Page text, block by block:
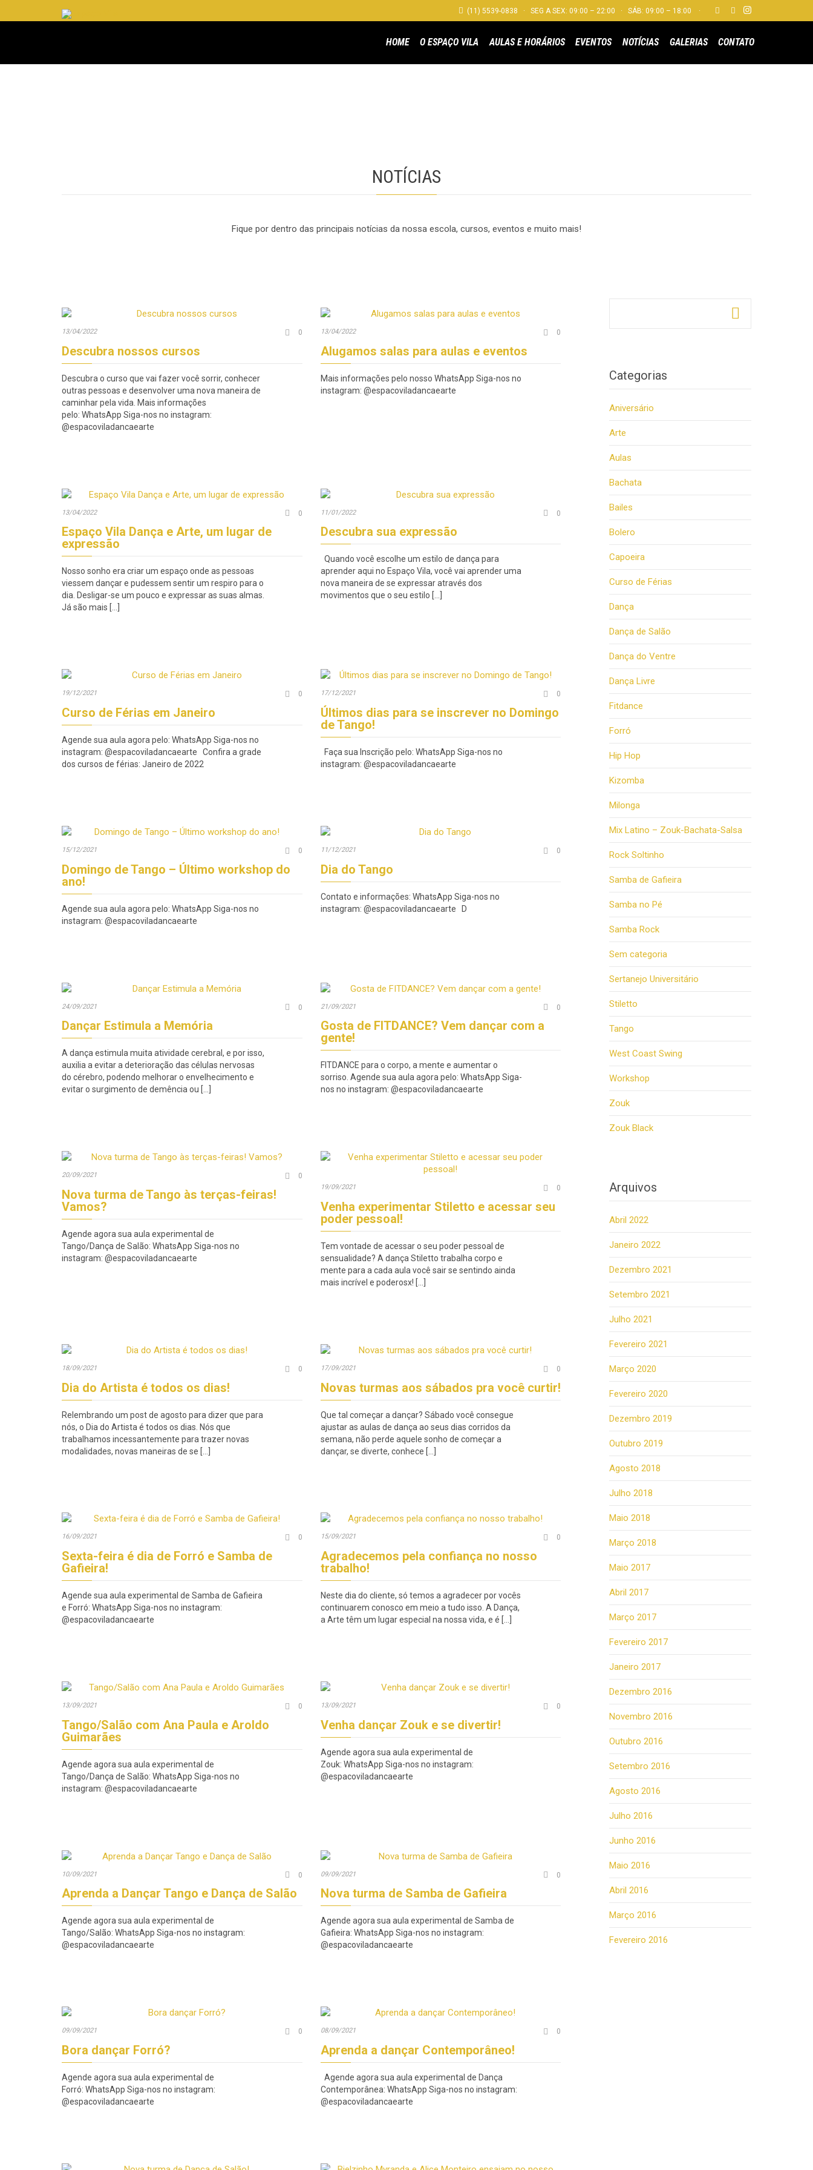
 (11) 5539-0838 · SEG A SEX: 09:00 – 22:00 · SÁB: 09:00 – 18:00 ·  
HOME O ESPAÇO VILA AULAS E HORÁRIOS EVENTOS NOTÍCIAS GALERIAS CONTATO
NOTÍCIAS
Fique por dentro das principais notícias da nossa escola, cursos, eventos e muito mais!
13/04/2022  0Comments
Descubra nossos cursos
Descubra o curso que vai fazer você sorrir, conhecer
outras pessoas e desenvolver uma nova maneira de
caminhar pela vida. Mais informações
pelo: WhatsApp Siga-nos no instagram:
@espacoviladancaearte
13/04/2022  0
Alugamos salas para aulas e eventos
Mais informações pelo nosso WhatsApp Siga-nos no
instagram: @espacoviladancaearte
13/04/2022  0Comments
Espaço Vila Dança e Arte, um lugar de
expressão
Nosso sonho era criar um espaço onde as pessoas
viessem dançar e pudessem sentir um respiro para o
dia. Desligar-se um pouco e expressar as suas almas.
Já são mais […]
11/01/2022  0
Descubra sua expressão
Quando você escolhe um estilo de dança para
aprender aqui no Espaço Vila, você vai aprender uma
nova maneira de se expressar através dos
movimentos que o seu estilo […]
19/12/2021  0Comments
Curso de Férias em Janeiro
Agende sua aula agora pelo: WhatsApp Siga-nos no
instagram: @espacoviladancaearte Confira a grade
dos cursos de férias: Janeiro de 2022
17/12/2021  0
Últimos dias para se inscrever no Domingo
de Tango!
Faça sua Inscrição pelo: WhatsApp Siga-nos no
instagram: @espacoviladancaearte
15/12/2021  0Comments
Domingo de Tango – Último workshop do
ano!
Agende sua aula agora pelo: WhatsApp Siga-nos no
instagram: @espacoviladancaearte
11/12/2021  0
Dia do Tango
Contato e informações: WhatsApp Siga-nos no
instagram: @espacoviladancaearte D
24/09/2021  0Comments
Dançar Estimula a Memória
A dança estimula muita atividade cerebral, e por isso,
auxilia a evitar a deterioração das células nervosas
do cérebro, podendo melhorar o envelhecimento e
evitar o surgimento de demência ou […]
21/09/2021  0
Gosta de FITDANCE? Vem dançar com a
gente!
FITDANCE para o corpo, a mente e aumentar o
sorriso. Agende sua aula agora pelo: WhatsApp Siga-
nos no instagram: @espacoviladancaearte
20/09/2021  0Comments
Nova turma de Tango às terças-feiras!
Vamos?
Agende agora sua aula experimental de
Tango/Dança de Salão: WhatsApp Siga-nos no
instagram: @espacoviladancaearte
19/09/2021  0
Venha experimentar Stiletto e acessar seu
poder pessoal!
Tem vontade de acessar o seu poder pessoal de
sensualidade? A dança Stiletto trabalha corpo e
mente para a cada aula você sair se sentindo ainda
mais incrível e poderosx! […]
18/09/2021  0Comments
Dia do Artista é todos os dias!
Relembrando um post de agosto para dizer que para
nós, o Dia do Artista é todos os dias. Nós que
trabalhamos incessantemente para trazer novas
modalidades, novas maneiras de se […]
17/09/2021  0
Novas turmas aos sábados pra você curtir!
Que tal começar a dançar? Sábado você consegue
ajustar as aulas de dança ao seus dias corridos da
semana, não perde aquele sonho de começar a
dançar, se diverte, conhece […]
16/09/2021  0Comments
Sexta-feira é dia de Forró e Samba de
Gafieira!
Agende sua aula experimental de Samba de Gafieira
e Forró: WhatsApp Siga-nos no instagram:
@espacoviladancaearte
15/09/2021  0
Agradecemos pela confiança no nosso
trabalho!
Neste dia do cliente, só temos a agradecer por vocês
continuarem conosco em meio a tudo isso. A Dança,
a Arte têm um lugar especial na nossa vida, e é […]
13/09/2021  0Comments
Tango/Salão com Ana Paula e Aroldo
Guimarães
Agende agora sua aula experimental de
Tango/Dança de Salão: WhatsApp Siga-nos no
instagram: @espacoviladancaearte
13/09/2021  0
Venha dançar Zouk e se divertir!
Agende agora sua aula experimental de
Zouk: WhatsApp Siga-nos no instagram:
@espacoviladancaearte
10/09/2021  0Comments
Aprenda a Dançar Tango e Dança de Salão
Agende agora sua aula experimental de
Tango/Salão: WhatsApp Siga-nos no instagram:
@espacoviladancaearte
09/09/2021  0
Nova turma de Samba de Gafieira
Agende agora sua aula experimental de Samba de
Gafieira: WhatsApp Siga-nos no instagram:
@espacoviladancaearte
09/09/2021  0Comments
Bora dançar Forró?
Agende agora sua aula experimental de
Forró: WhatsApp Siga-nos no instagram:
@espacoviladancaearte
08/09/2021  0
Aprenda a dançar Contemporâneo!
Agende agora sua aula experimental de Dança
Contemporânea: WhatsApp Siga-nos no instagram:
@espacoviladancaearte
Categorias
Aniversário
Arte
Aulas
Bachata
Bailes
Bolero
Capoeira
Curso de Férias
Dança
Dança de Salão
Dança do Ventre
Dança Livre
Fitdance
Forró
Hip Hop
Kizomba
Milonga
Mix Latino – Zouk-Bachata-Salsa
Rock Soltinho
Samba de Gafieira
Samba no Pé
Samba Rock
Sem categoria
Sertanejo Universitário
Stiletto
Tango
West Coast Swing
Workshop
Zouk
Zouk Black
Arquivos
Abril 2022
Janeiro 2022
Dezembro 2021
Setembro 2021
Julho 2021
Fevereiro 2021
Março 2020
Fevereiro 2020
Dezembro 2019
Outubro 2019
Agosto 2018
Julho 2018
Maio 2018
Março 2018
Maio 2017
Abril 2017
Março 2017
Fevereiro 2017
Janeiro 2017
Dezembro 2016
Novembro 2016
Outubro 2016
Setembro 2016
Agosto 2016
Julho 2016
Junho 2016
Maio 2016
Abril 2016
Março 2016
Fevereiro 2016